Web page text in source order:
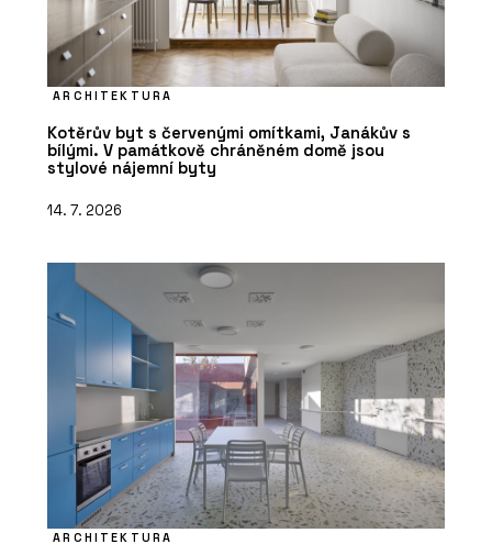
ARCHITEKTURA
Kotěrův byt s červenými omítkami, Janákův s
bílými. V památkově chráněném domě jsou
stylové nájemní byty
14. 7. 2026
ARCHITEKTURA